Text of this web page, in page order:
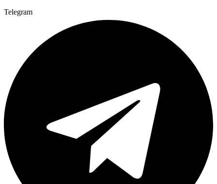
Telegram